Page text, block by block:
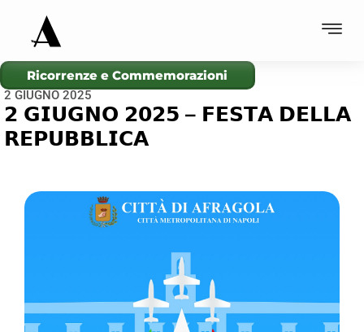
Ricorrenze e Commemorazioni
2 GIUGNO 2025
𝟮 𝗚𝗜𝗨𝗚𝗡𝗢 𝟮𝟬𝟮𝟱 – 𝗙𝗘𝗦𝗧𝗔 𝗗𝗘𝗟𝗟𝗔
𝗥𝗘𝗣𝗨𝗕𝗕𝗟𝗜𝗖𝗔